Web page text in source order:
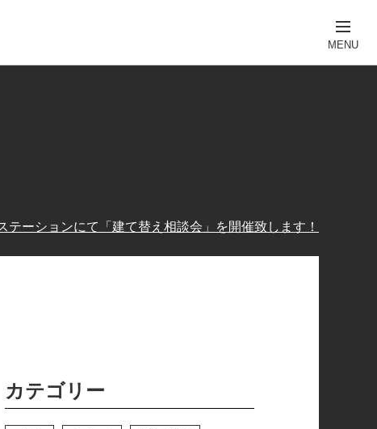
テーションにて「建て替え相談会」を開催致します！
カテゴリー